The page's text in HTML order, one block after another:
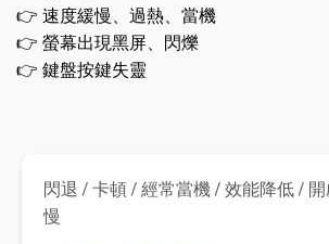
👉 速度緩慢、過熱、當機
👉 螢幕出現黑屏、閃爍
👉 鍵盤按鍵失靈
閃退 / 卡頓 / 經常當機 / 效能降低 /
慢